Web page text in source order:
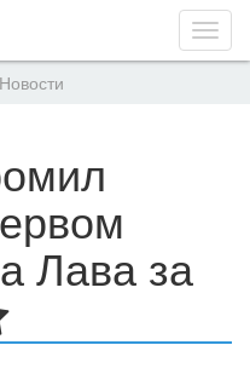
Новости
Лава за